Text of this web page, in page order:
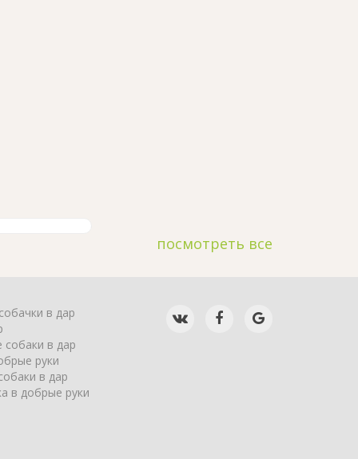
посмотреть все
в дар
собаки в дар
руки
в дар
в добрые руки